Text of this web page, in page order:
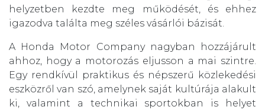
helyzetben kezdte meg működését, és ehhez
igazodva találta meg széles vásárlói bázisát.
A Honda Motor Company nagyban hozzájárult
ahhoz, hogy a motorozás eljusson a mai szintre.
Egy rendkívül praktikus és népszerű közlekedési
eszközről van szó, amelynek saját kultúrája alakult
ki, valamint a technikai sportokban is helyet